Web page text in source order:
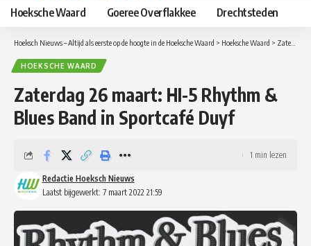
aanpassen
Hoeksche Waard Goeree Overflakkee Drechtsteden
Hoeksch Nieuws – Altijd als eerste op de hoogte in de Hoeksche Waard > Hoeksche Waard > Zaterdag 26 maart: HI-5 Rhythm & Blues Band in Sportcafé Duyf
HOEKSCHE WAARD
Zaterdag 26 maart: HI-5 Rhythm &
Blues Band in Sportcafé Duyf
Laatst bijgewerkt: 7 maart 2022 21:59
Redactie Hoeksch Nieuws
1 min lezen